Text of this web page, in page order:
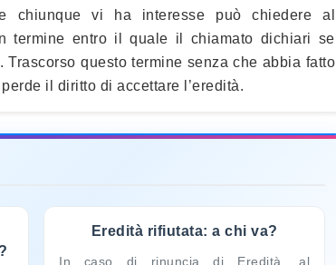
chiunque vi ha interesse può chiedere al
termine entro il quale il chiamato dichiari se
questo termine senza che abbia fatto
il diritto di accettare l’eredità.
Eredità rifiutata: a chi va?
In caso di rinuncia di Eredità, al